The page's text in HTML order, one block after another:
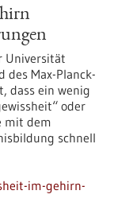
Universität
des Max-Planck-
dass ein wenig
oder
mit dem
schnell
im-gehirn-